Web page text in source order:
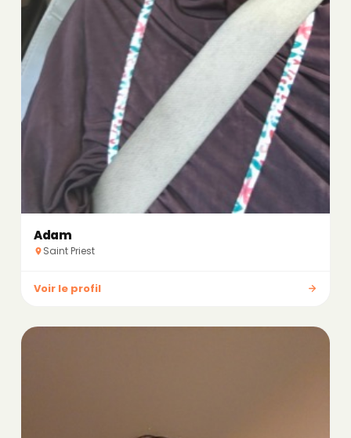
Adam
Saint Priest
Voir le profil